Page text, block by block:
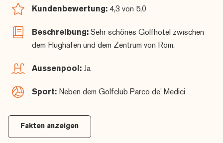
Kundenbewertung: 4,3 von 5,0
Beschreibung: Sehr schönes Golfhotel zwischen
dem Flughafen und dem Zentrum von Rom.
Aussenpool: Ja
Sport: Neben dem Golfclub Parco de' Medici
Fakten anzeigen